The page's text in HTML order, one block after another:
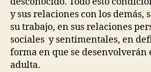
y sus relaciones con los demás,
su trabajo, en sus relaciones
sociales y sentimentales, en
forma en que se desenvolverán
adulta.